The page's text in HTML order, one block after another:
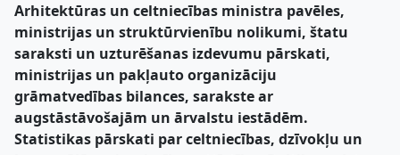
Arhitektūras un celtniecības ministra pavēles,
ministrijas un struktūrvienību nolikumi, štatu
saraksti un uzturēšanas izdevumu pārskati,
ministrijas un pakļauto organizāciju
grāmatvedības bilances, sarakste ar
augstāstāvošajām un ārvalstu iestādēm.
Statistikas pārskati par celtniecības, dzīvokļu un